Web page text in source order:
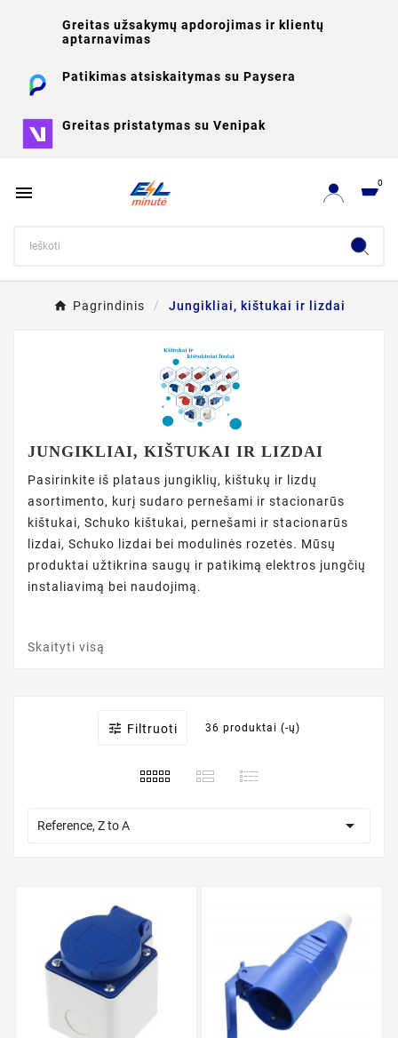
Greitas užsakymų apdorojimas ir klientų
aptarnavimas
Patikimas atsiskaitymas su Paysera
Greitas pristatymas su Venipak
 0
Pagrindinis Jungikliai, kištukai ir lizdai
JUNGIKLIAI, KIŠTUKAI IR LIZDAI
Pasirinkite iš plataus jungiklių, kištukų ir lizdų
asortimento, kurį sudaro pernešami ir stacionarūs
kištukai, Schuko kištukai, pernešami ir stacionarūs
lizdai, Schuko lizdai bei modulinės rozetės. Mūsų
produktai užtikrina saugų ir patikimą elektros jungčių
instaliavimą bei naudojimą.
Skaityti visą
 Filtruoti 36 produktai (-ų)
Reference, Z to A 